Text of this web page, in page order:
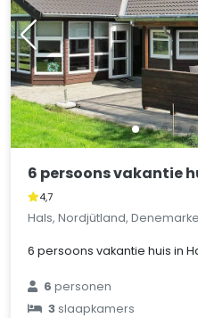
6 persoons vakantie
4,7
Hals, Nordjütland,
6 persoons vakantie huis in
6personen
3slaapkamers